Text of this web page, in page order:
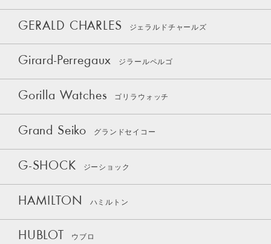
GERALD CHARLES ジェラルドチャールズ
Girard-Perregaux ジラールペルゴ
Gorilla Watches ゴリラウォッチ
Grand Seiko グランドセイコー
G-SHOCK ジーショック
HAMILTON ハミルトン
HUBLOT ウブロ